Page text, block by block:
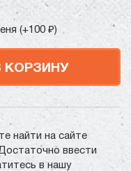
(+100 ₽)
КОРЗИНУ
найти на сайте
ввести
в нашу